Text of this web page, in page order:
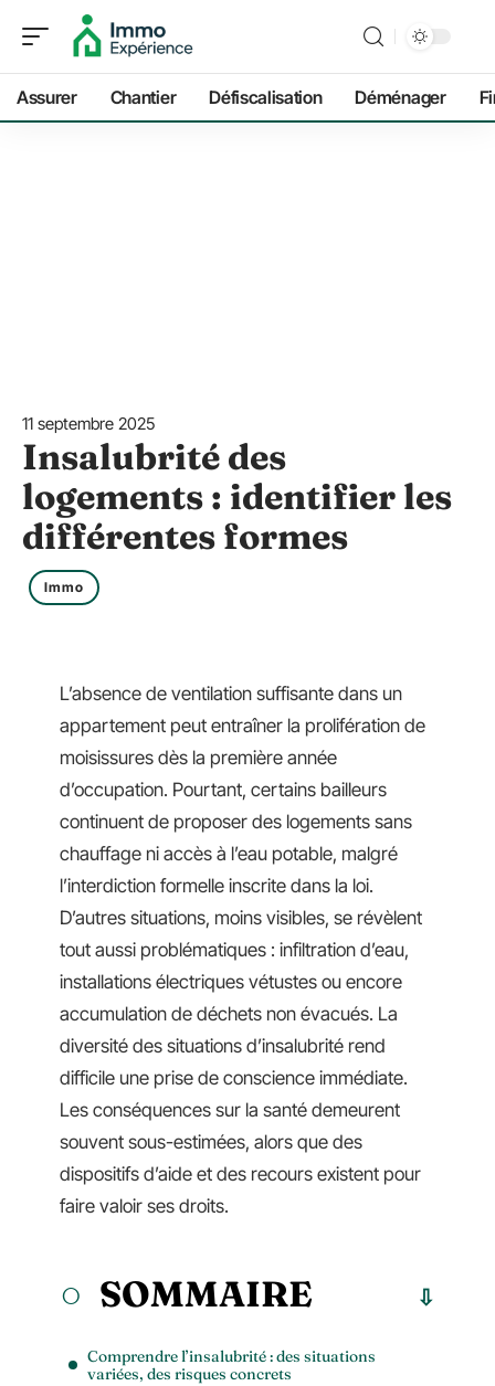
Assurer Chantier Défiscalisation Déménager
11 septembre 2025
Insalubrité des
logements : identifier les
différentes formes
Immo
L’absence de ventilation suffisante dans un
appartement peut entraîner la prolifération de
moisissures dès la première année
d’occupation. Pourtant, certains bailleurs
continuent de proposer des logements sans
chauffage ni accès à l’eau potable, malgré
l’interdiction formelle inscrite dans la loi.
D’autres situations, moins visibles, se révèlent
tout aussi problématiques : infiltration d’eau,
installations électriques vétustes ou encore
accumulation de déchets non évacués. La
diversité des situations d’insalubrité rend
difficile une prise de conscience immédiate.
Les conséquences sur la santé demeurent
souvent sous-estimées, alors que des
dispositifs d’aide et des recours existent pour
faire valoir ses droits.
SOMMAIRE
Comprendre l’insalubrité : des situations
variées, des risques concrets